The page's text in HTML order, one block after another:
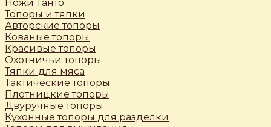
Ножи Танто
Топоры и тяпки
Авторские топоры
Кованые топоры
Красивые топоры
Охотничьи топоры
Тяпки для мяса
Тактические топоры
Плотницкие топоры
Двуручные топоры
Кухонные топоры для разделки